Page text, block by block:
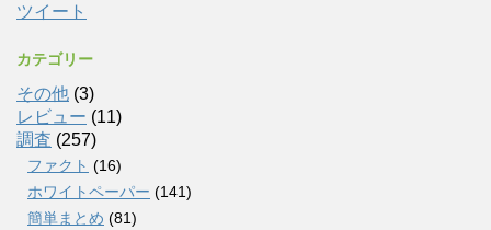
ツイート
カテゴリー
その他 (3)
レビュー (11)
調査 (257)
ファクト (16)
ホワイトペーパー (141)
簡単まとめ (81)